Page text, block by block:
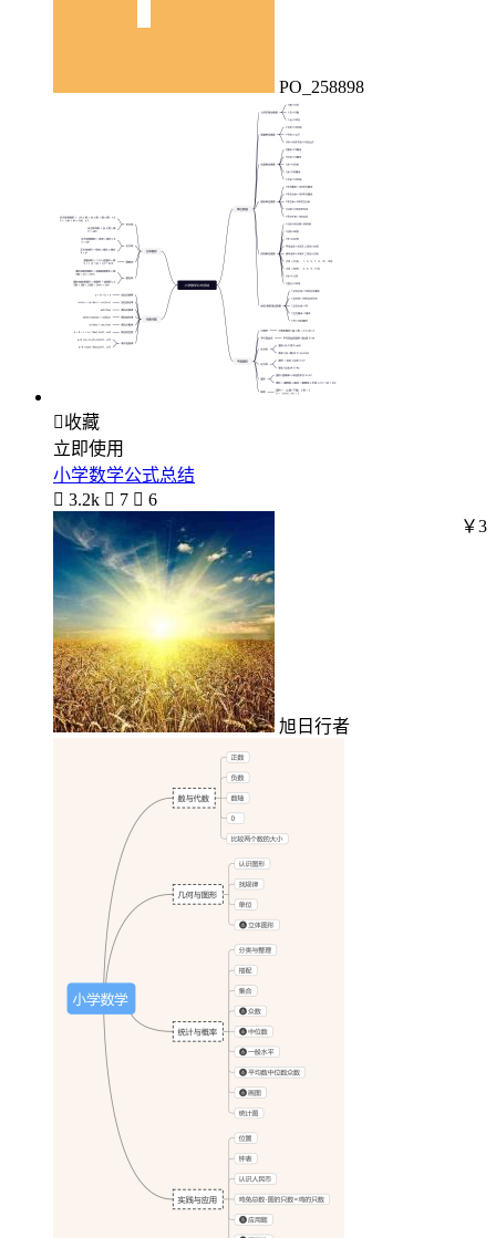
PO_258898
收藏
立即使用
小学数学公式总结
 3.2k  7  6
旭日行者
￥3